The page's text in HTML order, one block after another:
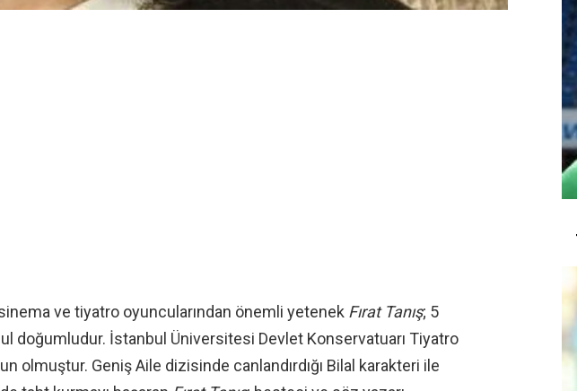
ve tiyatro oyuncularından önemli yetenek Fırat Tanış; 5
doğumludur. İstanbul Üniversitesi Devlet Konservatuarı Tiyatro
olmuştur. Geniş Aile dizisinde canlandırdığı Bilal karakteri ile